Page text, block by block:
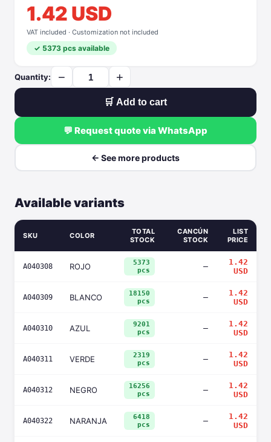
1.42 USD
VAT included · Customization not included
✓ 5373 pcs available
Quantity: − +
🛒 Add to cart
💬 Request quote via WhatsApp
← See more products
Available variants
SKU COLOR
TOTAL
STOCK
CANCÚN
STOCK
LIST
PRICE
A040308 ROJO
5373
pcs
—
1.42
USD
A040309 BLANCO
18150
pcs
—
1.42
USD
A040310 AZUL
9201
pcs
—
1.42
USD
A040311 VERDE
2319
pcs
—
1.42
USD
A040312 NEGRO
16256
pcs
—
1.42
USD
A040322 NARANJA
6418
pcs
—
1.42
USD